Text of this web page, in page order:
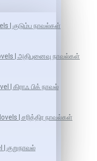
| குடும்ப நாவல்கள்
| அதிபுனைவு நாவல்கள்
| கிராஃ பிக் நாவல்
| சரித்திர நாவல்கள்
| குறுநாவல்